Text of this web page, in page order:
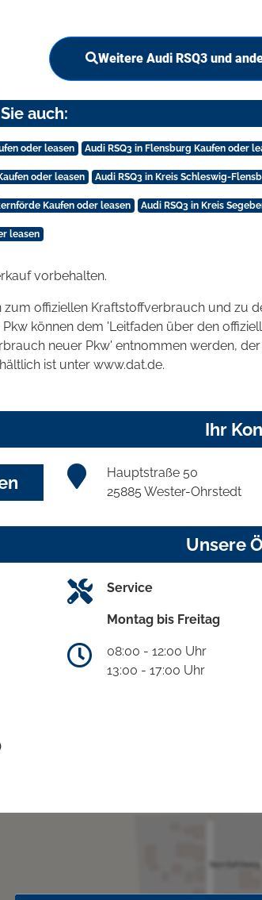
Weitere Audi RSQ3 und
auch:
oder leasen Audi RSQ3 in Flensburg Kaufen oder
oder leasen Audi RSQ3 in Kreis Schleswig-
Kaufen oder leasen Audi RSQ3 in Kreis
leasen
vorbehalten.
zum offiziellen Kraftstoffverbrauch und zu
können dem 'Leitfaden über den
neuer Pkw' entnommen werden,
ist unter www.dat.de.
Ihr
Hauptstraße 50
25885 Wester-Ohrstedt
Unsere
Service
Montag bis Freitag
08:00 - 12:00 Uhr
13:00 - 17:00 Uhr